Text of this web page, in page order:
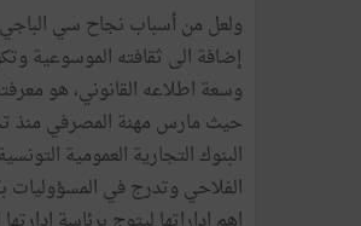
ولعل من أسباب نجاح سي الباجي
إضافة الى ثقافته الموسوعية
وسعة اطلاعه القانوني، هو
حيث مارس مهنة المصرفي منذ
البنوك التجارية العمومية
الفلاحي وتدرج في المسؤوليات